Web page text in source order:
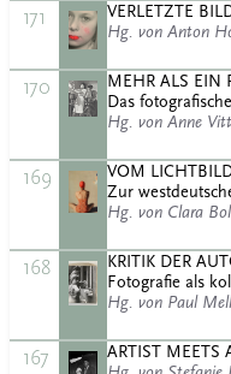
171
VERLETZTE
Hg. von Anton
170
MEHR ALS EIN
Das
Hg. von Anne
169
VOM
Zur
Hg. von Clara
168
KRITIK DER
Fotografie als
Hg. von Paul
167
ARTIST MEETS